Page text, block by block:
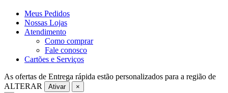
Meus Pedidos
Nossas Lojas
Atendimento
Como comprar
Fale conosco
Cartões e Serviços
As ofertas de Entrega rápida estão personalizados para a região de
ALTERAR
Ativar ×